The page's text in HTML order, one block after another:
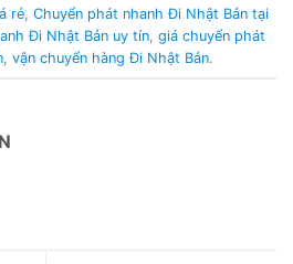
rẻ Chuyển phát nhanh Đi Nhật Bản tại
Đi Nhật Bản uy tín giá chuyển phát
, vận chuyển hàng Đi Nhật Bản.